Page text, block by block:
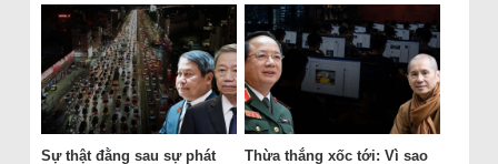
Sự thật đằng sau sự phát
Thừa thắng xốc tới: Vì sao